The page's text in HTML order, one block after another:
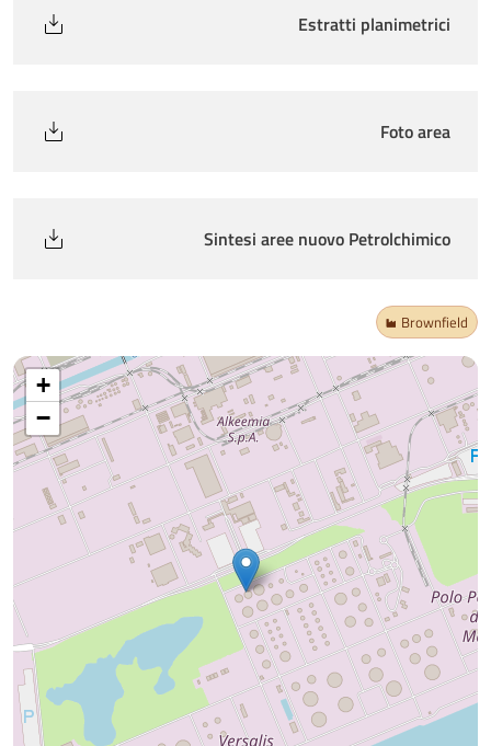
Estratti planimetrici
Foto area
Sintesi aree nuovo Petrolchimico
Brownfield
+
−